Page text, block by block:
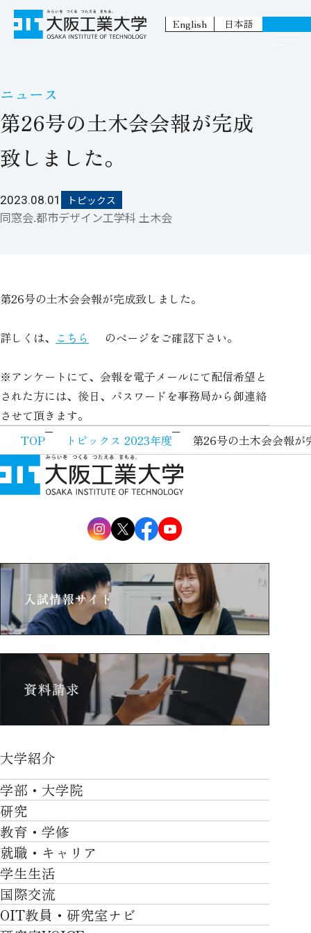
English 日本語
ニュース
第26号の土木会会報が完成
致しました。
2023.08.01 トピックス
同窓会.都市デザイン工学科 土木会
第26号の土木会会報が完成致しました。
詳しくは、 こちら のページをご確認下さい。
※アンケートにて、会報を電子メールにて配信希望と
された方には、後日、パスワードを事務局から御連絡
させて頂きます。
TOP
トピックス 2023年度 第26号の土木会会報が
大学紹介
大学紹介TOP
OVER THE LIMIT
大学について
施設一覧
社会・地域・高大連携
川上村での取り組み
アクセス
学部・大学院
学部・大学院TOP
工学部
ロボティクス＆デザイン工学部
情報科学部
知的財産学部
工学研究科
研究
研究TOP
研究について
産官学連携
教育・学修
教育・学修TOP
卒業時質保証を担う独自の教育システム
自律学修
学習支援
就職・キャリア
就職・キャリアTOP
就職サポート
キャリア形成
学生生活
学生生活TOP
キャンパスライフ
国際交流
国際交流TOP
OIT教員・研究室ナビ